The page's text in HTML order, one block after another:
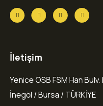
İletişim
Yenice OSB FSM Han Bulv.
İnegöl / Bursa / TÜRKİYE